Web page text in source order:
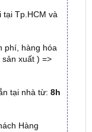
phí, hàng hóa
xuất ) =>
tại nhà từ:8h
Hàng
KDC Trung